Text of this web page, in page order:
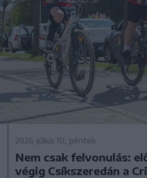
2026. július 10., péntek
Nem csak felvonulás:
végig Csíkszeredán a